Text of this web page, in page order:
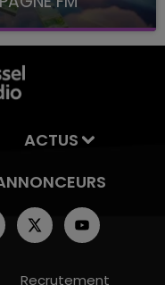
à 8H10
ACTUS
Recrutement